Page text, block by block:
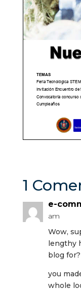
1
e-
am
Wow,
lengthy
blog for?
you
whole